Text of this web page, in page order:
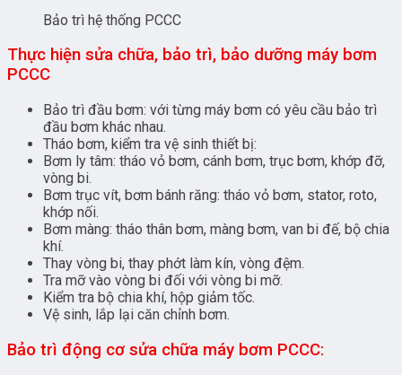
Bảo trì hệ thống PCCC
Thực hiện sửa chữa, bảo trì, bảo dưỡng máy bơm
PCCC
Bảo trì đầu bơm: với từng máy bơm có yêu cầu bảo trì
đầu bơm khác nhau.
Tháo bơm, kiểm tra vệ sinh thiết bị:
Bơm ly tâm: tháo vỏ bơm, cánh bơm, trục bơm, khớp đỡ,
vòng bi.
Bơm trục vít, bơm bánh răng: tháo vỏ bơm, stator, roto,
khớp nối.
Bơm màng: tháo thân bơm, màng bơm, van bi đế, bộ chia
khí.
Thay vòng bi, thay phớt làm kín, vòng đệm.
Tra mỡ vào vòng bi đối với vòng bi mỡ.
Kiểm tra bộ chia khí, hộp giảm tốc.
Vệ sinh, lắp lại căn chỉnh bơm.
Bảo trì động cơ sửa chữa máy bơm PCCC: